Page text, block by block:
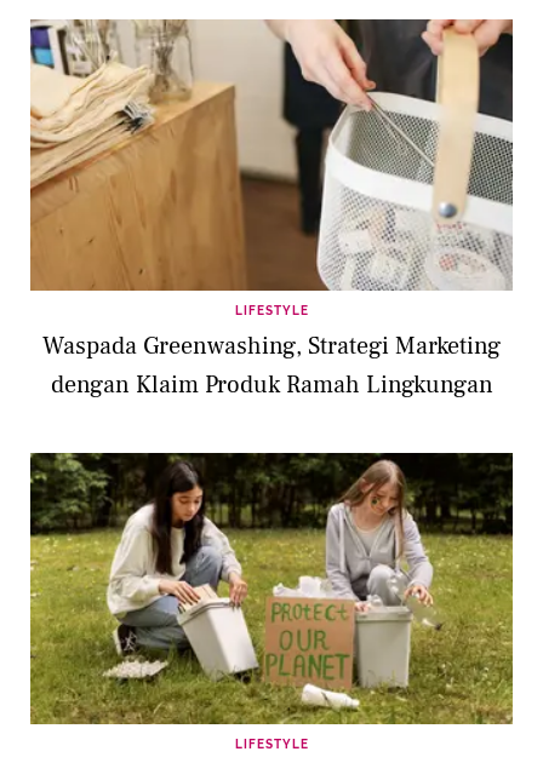
LIFESTYLE
Waspada Greenwashing, Strategi Marketing
dengan Klaim Produk Ramah Lingkungan
LIFESTYLE